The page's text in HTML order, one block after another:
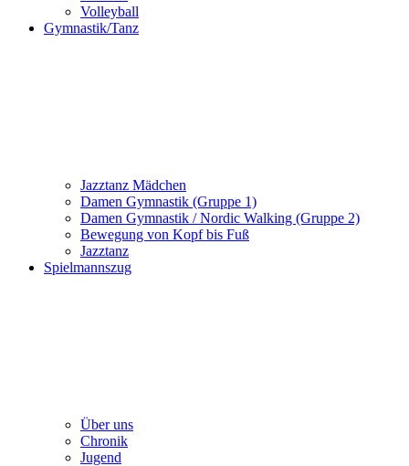
Volleyball
Gymnastik/Tanz
Jazztanz Mädchen
Damen Gymnastik (Gruppe 1)
Damen Gymnastik / Nordic Walking (Gruppe 2)
Bewegung von Kopf bis Fuß
Jazztanz
Spielmannszug
Über uns
Chronik
Jugend